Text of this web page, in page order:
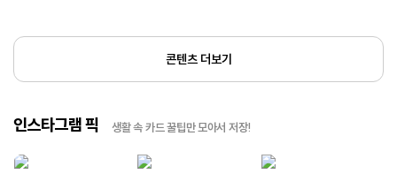
콘텐츠 더보기
인스타그램 픽 생활 속 카드 꿀팁만 모아서 저장!